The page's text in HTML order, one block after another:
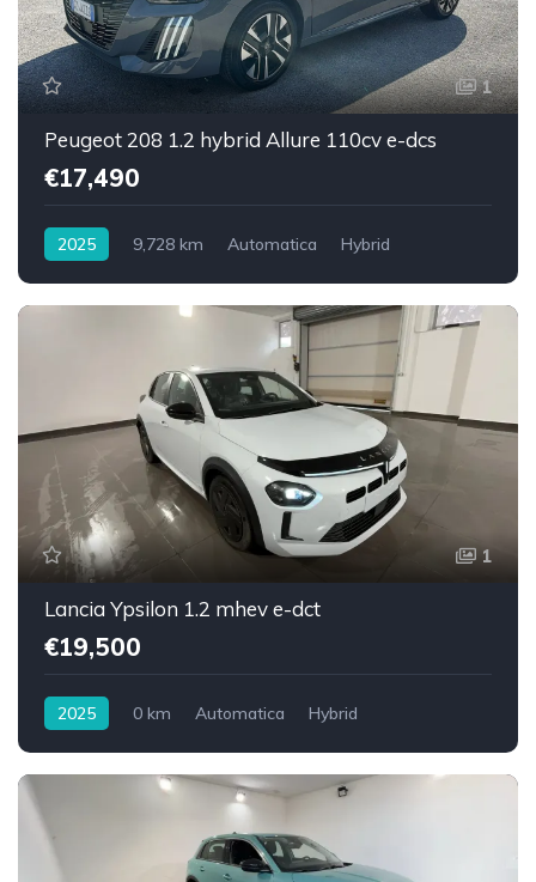
1
Peugeot 208 1.2 hybrid Allure 110cv e-dcs
€17,490
2025 9,728 km Automatica Hybrid
1
Lancia Ypsilon 1.2 mhev e-dct
€19,500
2025 0 km Automatica Hybrid